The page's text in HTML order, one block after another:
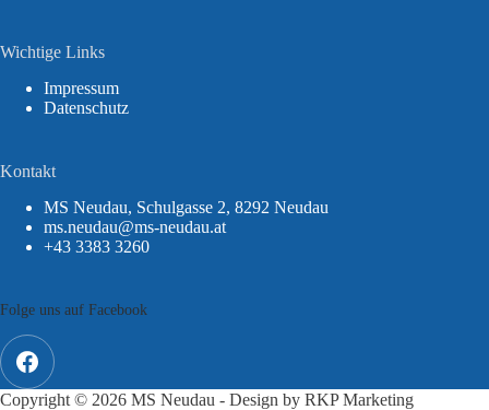
Wichtige Links
Impressum
Datenschutz
Kontakt
MS Neudau, Schulgasse 2, 8292 Neudau
ms.neudau@ms-neudau.at
+43 3383 3260
Folge uns auf Facebook
Copyright © 2026 MS Neudau - Design by RKP Marketing